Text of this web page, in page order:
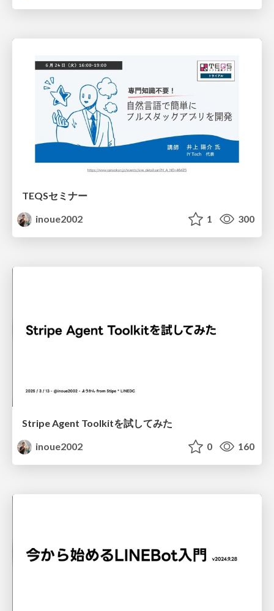
TEQSセミナー
inoue2002
1 300
Stripe Agent Toolkitを試してみた
inoue2002
0 160